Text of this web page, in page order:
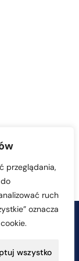
przeglądania,
ruch
oznacza
wszystko
naturalne